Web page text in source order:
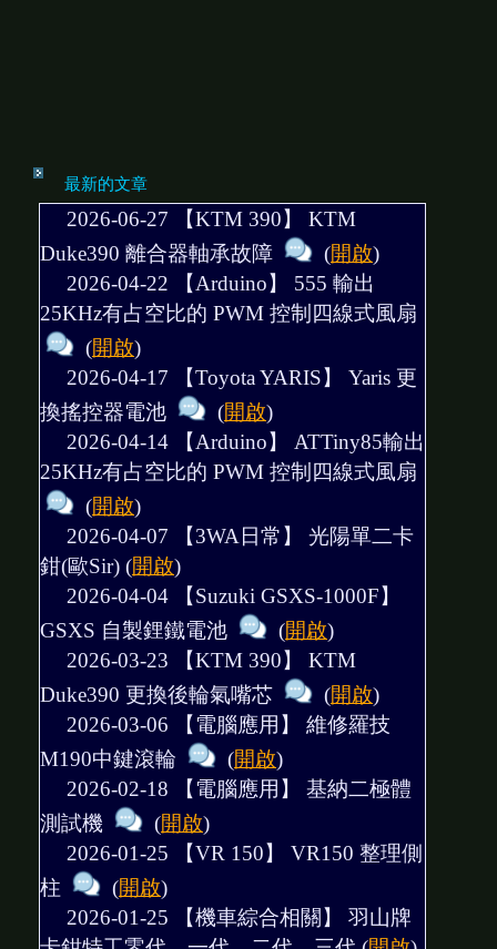
最新的文章
2026-06-27 【KTM 390】 KTM
Duke390 離合器軸承故障
(開啟)
2026-04-22 【Arduino】 555 輸出
25KHz有占空比的 PWM 控制四線式風扇
(開啟)
2026-04-17 【Toyota YARIS】 Yaris 更
換搖控器電池
(開啟)
2026-04-14 【Arduino】 ATTiny85輸出
25KHz有占空比的 PWM 控制四線式風扇
(開啟)
2026-04-07 【3WA日常】 光陽單二卡
鉗(歐Sir) (開啟)
2026-04-04 【Suzuki GSXS-1000F】
GSXS 自製鋰鐵電池
(開啟)
2026-03-23 【KTM 390】 KTM
Duke390 更換後輪氣嘴芯
(開啟)
2026-03-06 【電腦應用】 維修羅技
M190中鍵滾輪
(開啟)
2026-02-18 【電腦應用】 基納二極體
測試機
(開啟)
2026-01-25 【VR 150】 VR150 整理側
柱
(開啟)
2026-01-25 【機車綜合相關】 羽山牌